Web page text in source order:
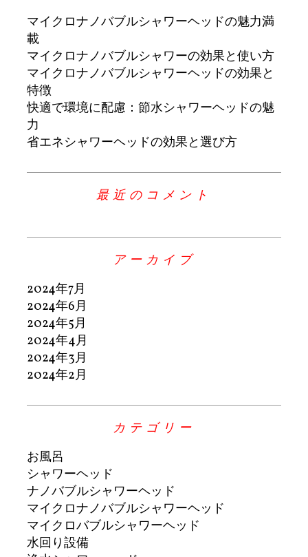
マイクロナノバブルシャワーヘッドの魅力満
載
マイクロナノバブルシャワーの効果と使い方
マイクロナノバブルシャワーヘッドの効果と
特徴
快適で環境に配慮：節水シャワーヘッドの魅
力
省エネシャワーヘッドの効果と選び方
最近のコメント
アーカイブ
2024年7月
2024年6月
2024年5月
2024年4月
2024年3月
2024年2月
カテゴリー
お風呂
シャワーヘッド
ナノバブルシャワーヘッド
マイクロナノバブルシャワーヘッド
マイクロバブルシャワーヘッド
水回り設備